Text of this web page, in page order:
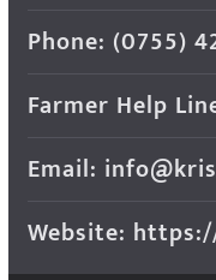
Phone: (0755)
Farmer Help
Email:
Website: